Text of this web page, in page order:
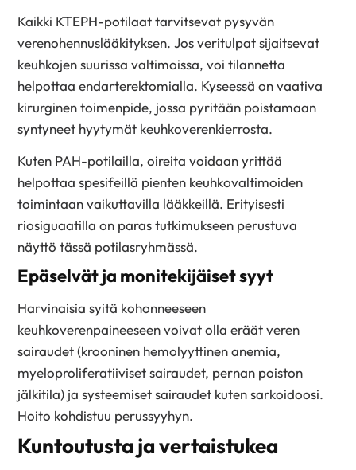
Kaikki KTEPH-potilaat tarvitsevat pysyvän
verenohennuslääkityksen. Jos veritulpat sijaitsevat
keuhkojen suurissa valtimoissa, voi tilannetta
helpottaa endarterektomialla. Kyseessä on vaativa
kirurginen toimenpide, jossa pyritään poistamaan
syntyneet hyytymät keuhkoverenkierrosta.
Kuten PAH-potilailla, oireita voidaan yrittää
helpottaa spesifeillä pienten keuhkovaltimoiden
toimintaan vaikuttavilla lääkkeillä. Erityisesti
riosiguaatilla on paras tutkimukseen perustuva
näyttö tässä potilasryhmässä.
Epäselvät ja monitekijäiset syyt
Harvinaisia syitä kohonneeseen
keuhkoverenpaineeseen voivat olla eräät veren
sairaudet (krooninen hemolyyttinen anemia,
myeloproliferatiiviset sairaudet, pernan poiston
jälkitila) ja systeemiset sairaudet kuten sarkoidoosi.
Hoito kohdistuu perussyyhyn.
Kuntoutusta ja vertaistukea